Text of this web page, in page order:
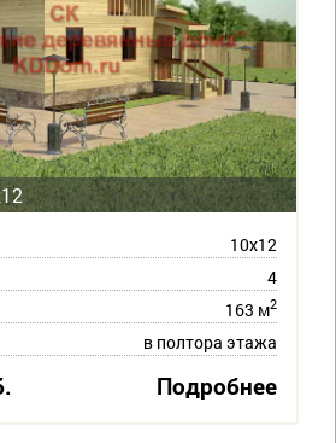
10х12
4
163 м2
в полтора этажа
Подробнее